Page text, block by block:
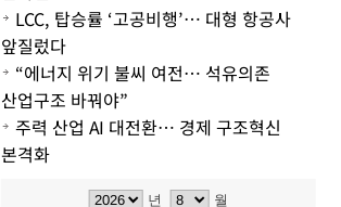
LCC, 탑승률 ‘고공비행’… 대형 항공사
앞질렀다
“에너지 위기 불씨 여전… 석유의존
산업구조 바꿔야”
주력 산업 AI 대전환… 경제 구조혁신
본격화